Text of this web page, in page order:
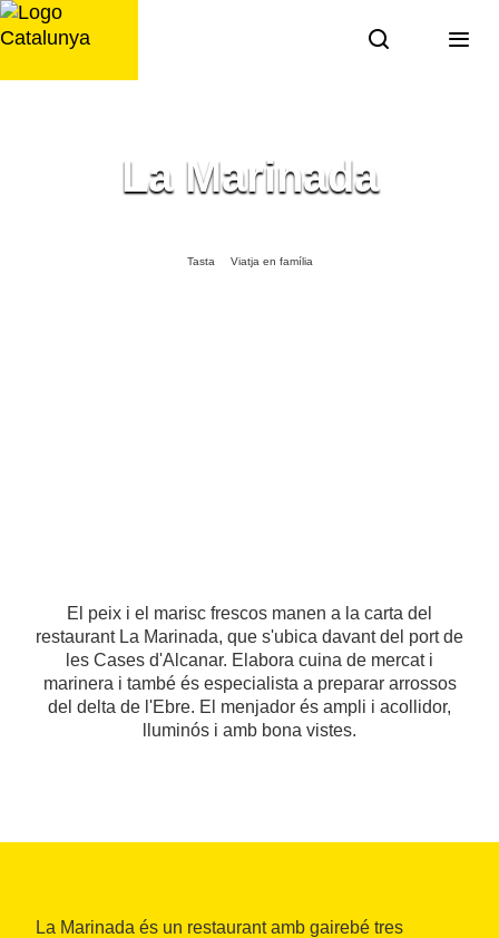
Saltar
al
La Marinada
Tasta Viatja en família
El peix i el marisc frescos manen a la carta del
restaurant La Marinada, que s'ubica davant del port de
les Cases d'Alcanar. Elabora cuina de mercat i
marinera i també és especialista a preparar arrossos
del delta de l'Ebre. El menjador és ampli i acollidor,
lluminós i amb bona vistes.
La Marinada és un restaurant amb gairebé tres